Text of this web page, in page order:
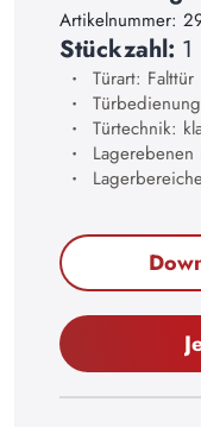
23
28
29
30
Artikelnummer:
Stückzahl: 1
Türart: Falttür
Türtechnik: